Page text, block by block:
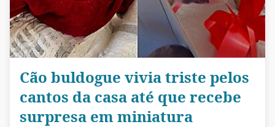
Cão buldogue vivia triste pelos
cantos da casa até que recebe
surpresa em miniatura